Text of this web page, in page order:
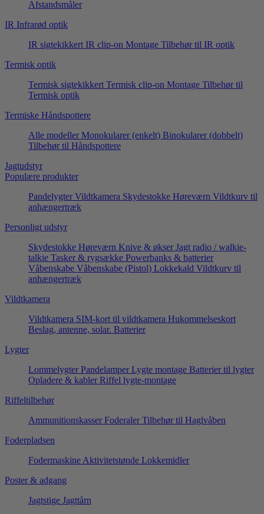
Afstandsmåler
IR Infrarød optik
IR sigtekikkert IR clip-on Montage Tilbehør til IR optik
Termisk optik
Termisk sigtekikkert Termisk clip-on Montage Tilbehør til
Termisk optik
Termiske Håndspottere
Alle modeller Monokularer (enkelt) Binokularer (dobbelt)
Tilbehør til Håndspottere
Jagtudstyr
Populære produkter
Pandelygter Vildtkamera Skydestokke Høreværn Vildtkurv til
anhængertræk
Personligt udstyr
Skydestokke Høreværn Knive & økser Jagt radio / walkie-
talkie Tasker & rygsække Powerbanks & batterier
Våbenskabe Våbenskabe (Pistol) Lokkekald Vildtkurv til
anhængertræk
Vildtkamera
Vildtkamera SIM-kort til vildtkamera Hukommelseskort
Beslag, antenne, solar. Batterier
Lygter
Lommelygter Pandelamper Lygte montage Batterier til lygter
Opladere & kabler Riffel lygte-montage
Riffeltilbehør
Ammunitionskasser Foderaler Tilbehør til Haglvåben
Foderpladsen
Fodermaskine Aktivitetstønde Lokkemidler
Poster & adgang
Jagtstige Jagttårn